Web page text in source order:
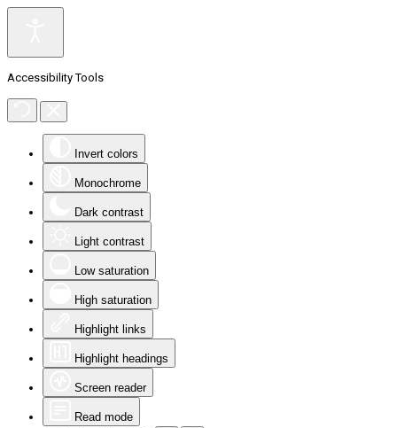
Accessibility Tools
Invert colors
Monochrome
Dark contrast
Light contrast
Low saturation
High saturation
Highlight links
Highlight headings
Screen reader
Read mode